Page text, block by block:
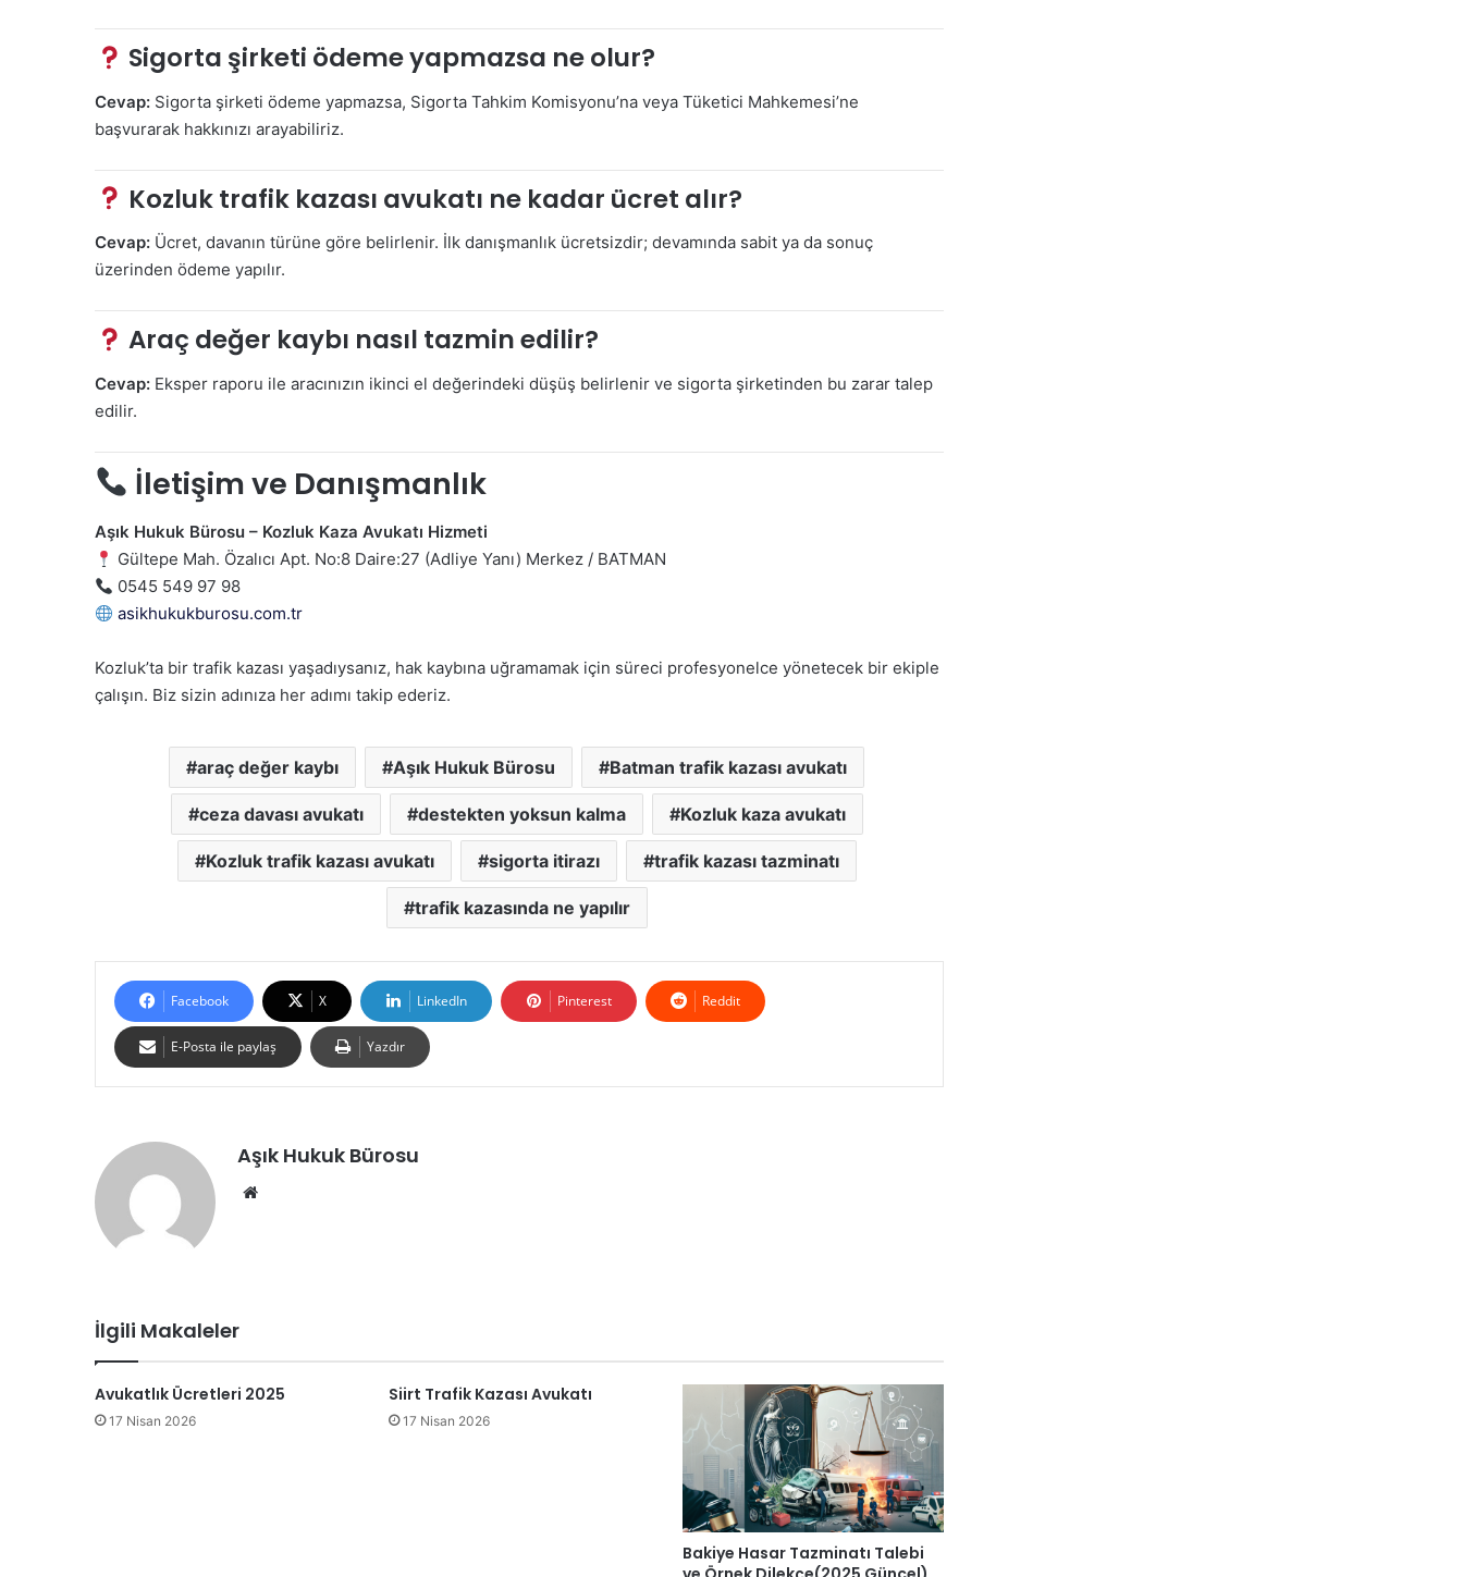
Sigorta şirketi ödeme yapmazsa ne olur?
Cevap: Sigorta şirketi ödeme yapmazsa, Sigorta Tahkim Komisyonu’na veya Tüketici Mahkemesi’ne
başvurarak hakkınızı arayabiliriz.
Kozluk trafik kazası avukatı ne kadar ücret alır?
Cevap: Ücret, davanın türüne göre belirlenir. İlk danışmanlık ücretsizdir; devamında sabit ya da sonuç
üzerinden ödeme yapılır.
Araç değer kaybı nasıl tazmin edilir?
Cevap: Eksper raporu ile aracınızın ikinci el değerindeki düşüş belirlenir ve sigorta şirketinden bu zarar talep
edilir.
İletişim ve Danışmanlık
Aşık Hukuk Bürosu – Kozluk Kaza Avukatı Hizmeti
Gültepe Mah. Özalıcı Apt. No:8 Daire:27 (Adliye Yanı) Merkez / BATMAN
0545 549 97 98
asikhukukburosu.com.tr
Kozluk’ta bir trafik kazası yaşadıysanız, hak kaybına uğramamak için süreci profesyonelce yönetecek bir ekiple
çalışın. Biz sizin adınıza her adımı takip ederiz.
araç değer kaybı Aşık Hukuk Bürosu Batman trafik kazası avukatı
ceza davası avukatı destekten yoksun kalma Kozluk kaza avukatı
Kozluk trafik kazası avukatı sigorta itirazı trafik kazası tazminatı
trafik kazasında ne yapılır
Facebook X LinkedIn Pinterest Reddit
E-Posta ile paylaş Yazdır
Aşık Hukuk Bürosu
İlgili Makaleler
Avukatlık Ücretleri 2025
17 Nisan 2026
Siirt Trafik Kazası Avukatı
17 Nisan 2026
Bakiye Hasar Tazminatı Talebi